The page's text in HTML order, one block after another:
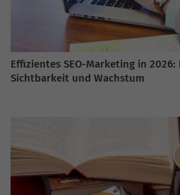
Effizientes SEO-Marketing in
Sichtbarkeit und Wachstum